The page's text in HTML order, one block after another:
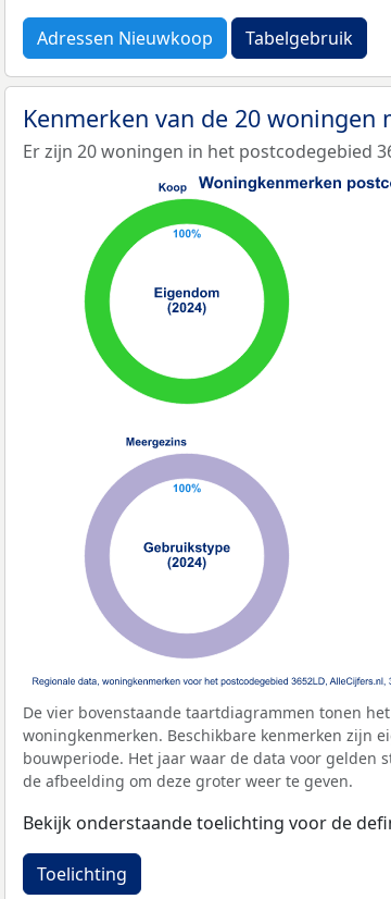
Adressen Nieuwkoop Tabelgebruik
Kenmerken van de 20 woningen
Er zijn 20 woningen in het postcodegebied
De vier bovenstaande taartdiagrammen tonen
woningkenmerken. Beschikbare kenmerken zijn
bouwperiode. Het jaar waar de data voor gelden
de afbeelding om deze groter weer te geven.
Bekijk onderstaande toelichting voor de
Toelichting